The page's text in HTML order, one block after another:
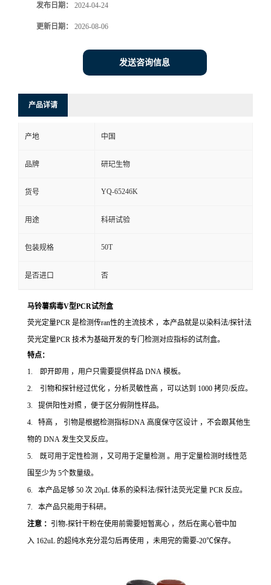
发布日期： 2024-04-24
更新日期： 2026-08-06
发送咨询信息
产品详请
产地 中国
品牌 研玘生物
货号 YQ-65246K
用途 科研试验
包装规格 50T
是否进口 否
马铃薯病毒V型PCR试剂盒
荧光定量PCR 是检测传ran性的主流技术 ，本产品就是以染料法/探针法
荧光定量PCR 技术为基础开发的专门检测对应指标的试剂盒。
特点：
1. 即开即用 ，用户只需要提供样品 DNA 模板。
2. 引物和探针经过优化 ，分析灵敏性高 ，可以达到 1000 拷贝/反应。
3. 提供阳性对照 ，便于区分假阴性样品。
4. 特高 ， 引物是根据检测指标DNA 高度保守区设计 ，不会跟其他生
物的 DNA 发生交叉反应。
5. 既可用于定性检测 ，又可用于定量检测 。用于定量检测时线性范
围至少为 5个数量级。
6. 本产品足够 50 次 20μL 体系的染料法/探针法荧光定量 PCR 反应。
7. 本产品只能用于科研。
注意 ： 引物-探针干粉在使用前需要短暂离心 ，然后在离心管中加
入 162uL 的超纯水充分混匀后再使用 ，未用完的需要-20℃保存。